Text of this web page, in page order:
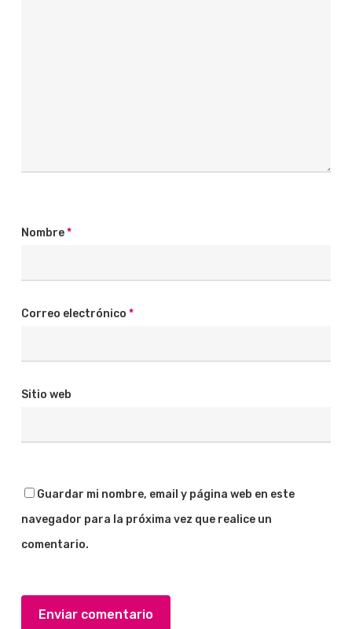
Nombre*
Correo electrónico *
Sitio web
Guardar mi nombre, email y página web en este
navegador para la próxima vez que realice un
comentario.